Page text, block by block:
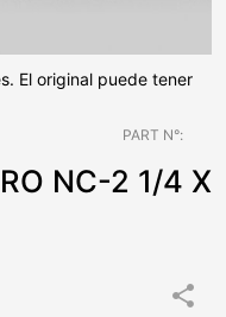
El original puede tener
PART N°:
NC-2 1/4 X
share